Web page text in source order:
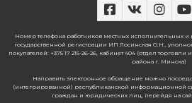
Номер телефона работников местных исполнительных и
государственной регистрации ИП Лосинская О.Н.,
покупателей: +375 17 215-26-26, кабинет 404 (отдел
района г. Минска)
Направить электронное обращение можно
(интегрированной) республиканской информационной
граждан и юридических лиц, перейдя на